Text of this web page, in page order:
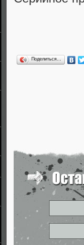
Поделиться…